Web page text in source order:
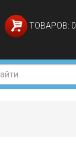
ТОВАРОВ: 0